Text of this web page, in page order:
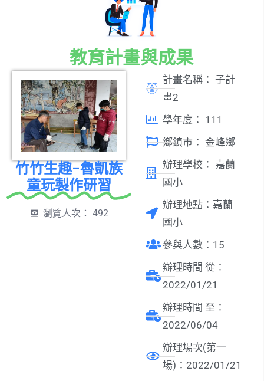
教育計畫與成果
竹竹生趣-魯凱族
童玩製作研習
瀏覽人次： 492
計畫名稱： 子計
畫2
學年度： 111
鄉鎮市： 金峰鄉
辦理學校： 嘉蘭
國小
辦理地點：嘉蘭
國小
參與人數：15
辦理時間 從：
2022/01/21
辦理時間 至：
2022/06/04
辦理場次(第一
場)：2022/01/21